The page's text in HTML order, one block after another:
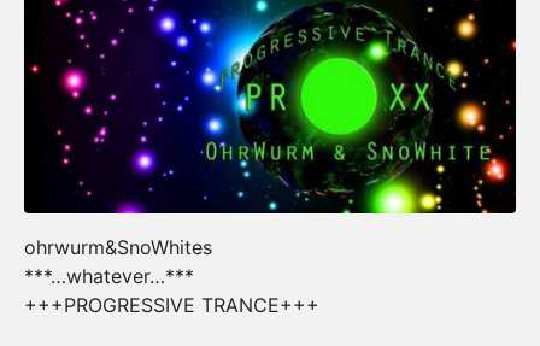
ohrwurm&SnoWhites
***…whatever…***
+++PROGRESSIVE TRANCE+++